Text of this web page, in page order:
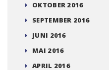
OKTOBER 2016
SEPTEMBER 2016
JUNI 2016
MAI 2016
APRIL 2016